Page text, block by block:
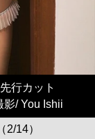
行カット
/ You Ishii
14）